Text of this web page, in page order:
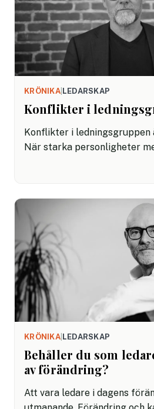
KRÖNIKA| LEDARSKAP
Konflikter i
Konflikter i ledningsgruppen
När starka personligheter
och perspektiv möts för att
destruktiva. Genom att
konflikterna och utveckla ett
närvarande sinne kan man
och skapa en mer harmonisk
KRÖNIKA| LEDARSKAP
Behåller du som
av förändring?
Att vara ledare i dagens